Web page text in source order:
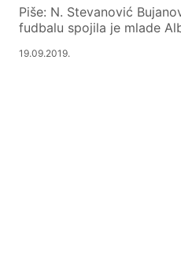
Piše: N. Stevanović
fudbalu spojila je mlade
19.09.2019.